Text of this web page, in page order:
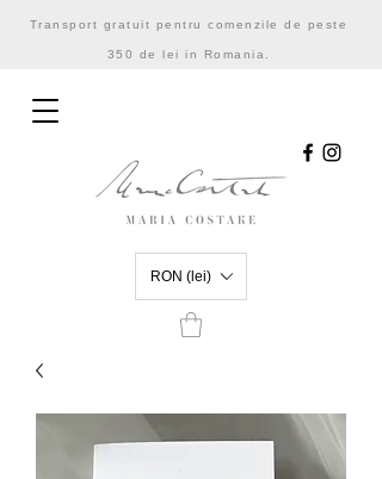
Transport gratuit pentru comenzile de peste
350 de lei in Romania.
RON (lei)